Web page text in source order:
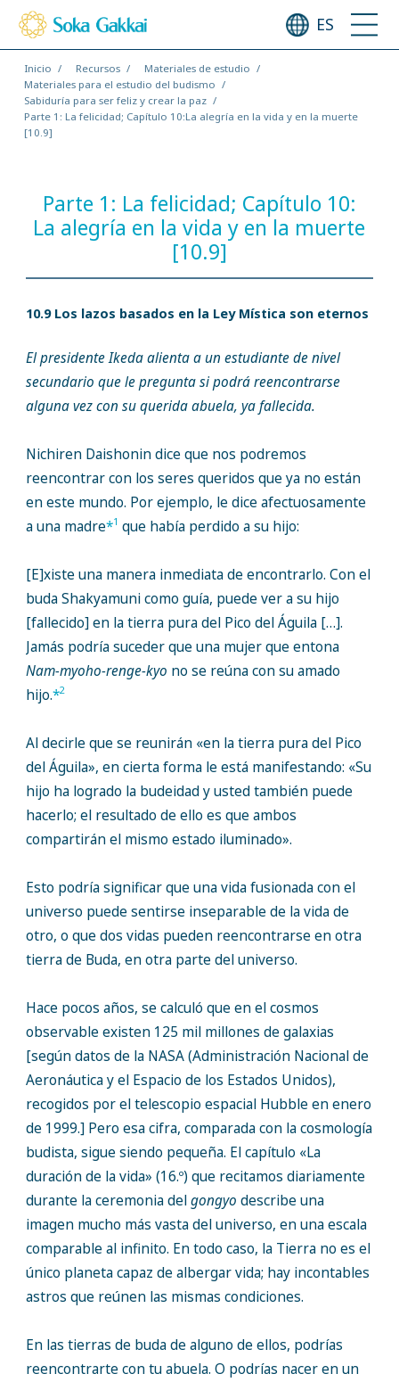
ES
Inicio Recursos
Materiales de estudio
Materiales para el estudio del budismo
Sabiduría para ser feliz y crear la paz
Parte 1: La felicidad; Capítulo 10:La alegría en la vida y en la muerte
[10.9]
Parte 1: La felicidad; Capítulo 10:
La alegría en la vida y en la muerte
[10.9]
10.9 Los lazos basados en la Ley Mística son eternos
El presidente Ikeda alienta a un estudiante de nivel
secundario que le pregunta si podrá reencontrarse
alguna vez con su querida abuela, ya fallecida.
Nichiren Daishonin dice que nos podremos
reencontrar con los seres queridos que ya no están
en este mundo. Por ejemplo, le dice afectuosamente
a una madre*1 que había perdido a su hijo:
[E]xiste una manera inmediata de encontrarlo. Con el
buda Shakyamuni como guía, puede ver a su hijo
[fallecido] en la tierra pura del Pico del Águila […].
Jamás podría suceder que una mujer que entona
Nam-myoho-renge-kyo no se reúna con su amado
hijo.*2
Al decirle que se reunirán «en la tierra pura del Pico
del Águila», en cierta forma le está manifestando: «Su
hijo ha logrado la budeidad y usted también puede
hacerlo; el resultado de ello es que ambos
compartirán el mismo estado iluminado».
Esto podría significar que una vida fusionada con el
universo puede sentirse inseparable de la vida de
otro, o que dos vidas pueden reencontrarse en otra
tierra de Buda, en otra parte del universo.
Hace pocos años, se calculó que en el cosmos
observable existen 125 mil millones de galaxias
[según datos de la NASA (Administración Nacional de
Aeronáutica y el Espacio de los Estados Unidos),
recogidos por el telescopio espacial Hubble en enero
de 1999.] Pero esa cifra, comparada con la cosmología
budista, sigue siendo pequeña. El capítulo «La
duración de la vida» (16.º) que recitamos diariamente
durante la ceremonia delgongyo describe una
imagen mucho más vasta del universo, en una escala
comparable al infinito. En todo caso, la Tierra no es el
único planeta capaz de albergar vida; hay incontables
astros que reúnen las mismas condiciones.
En las tierras de buda de alguno de ellos, podrías
reencontrarte con tu abuela. O podrías nacer en un